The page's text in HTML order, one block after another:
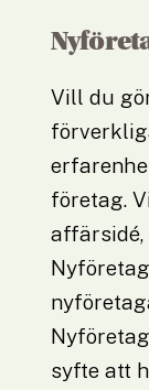
Vill du
företag.
affärsidé,
syfte att